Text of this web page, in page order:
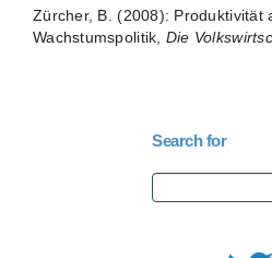
Zürcher, B. (2008): Produktivität
Wachstumspolitik, Die
Search for
Search